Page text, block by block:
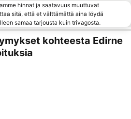
hinnat ja saatavuus muuttuvat
sitä, että et välttämättä aina löydä
samaa tarjousta kuin trivagosta.
kohteesta Edirne